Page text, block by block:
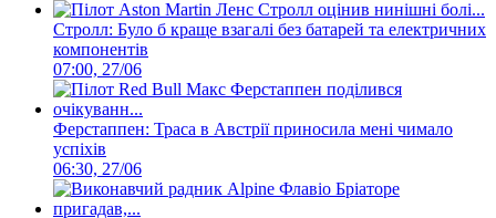
Стролл: Було б краще взагалі без батарей та електричних
компонентів
07:00, 27/06
Ферстаппен: Траса в Австрії приносила мені чимало
успіхів
06:30, 27/06